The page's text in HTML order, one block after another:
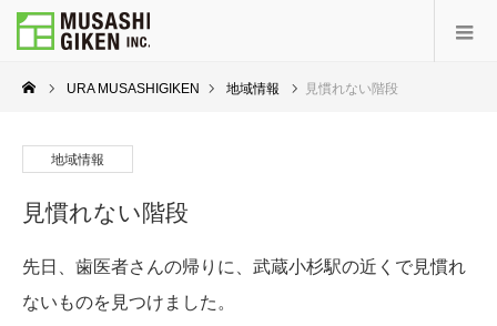
URA MUSASHIGIKEN 地域情報 見慣れない階段
地域情報
見慣れない階段
先日、歯医者さんの帰りに、武蔵小杉駅の近くで見慣れ
ないものを見つけました。